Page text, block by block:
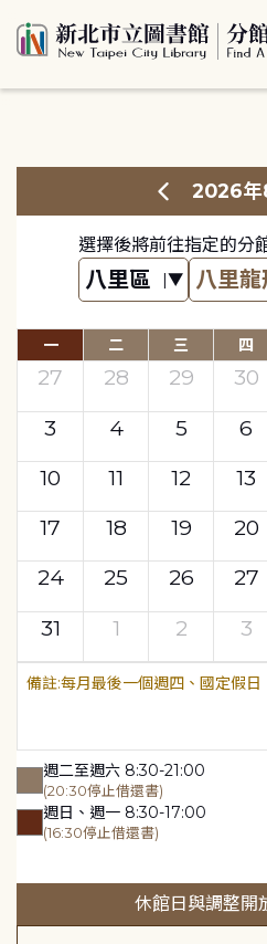
2026年
選擇後將前往指定的分
一 二 三 四
27 28 29 30
3
4 5 6
10
11 12 13
17
18 19 20
24
25 26 27
31
1 2 3
每月最後一個週四、國定假日
週二至週六 8:30-21:00
(20:30停止借還書)
週日、週一 8:30-17:00
(16:30停止借還書)
休館日與調整開